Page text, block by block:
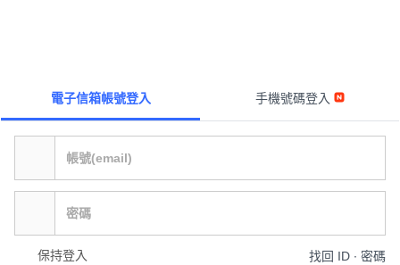
電子信箱帳號登入 手機號碼登入
保持登入 找回 ID ∙ 密碼